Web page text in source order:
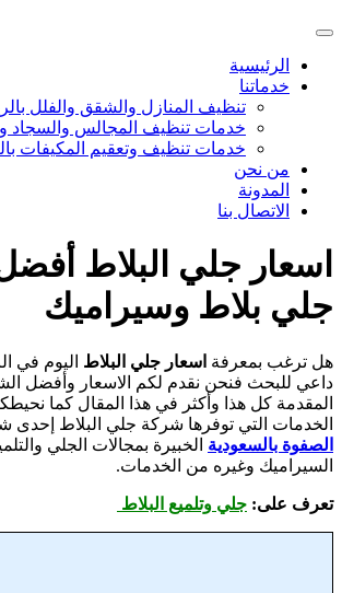
الرئيسية
خدماتنا
تنظيف المنازل والشقق والفلل
خدمات تنظيف المجالس والسجاد
خدمات تنظيف وتعقيم المكيفات
من نحن
المدونة
الاتصال بنا
اسعار جلي البلاط
جلي بلاط وسيراميك
هل ترغب بمعرفة اسعار جلي البلاط اليوم في
داعي للبحث فنحن نقدم لكم الاسعار وأفضل
المقدمة كل هذا وأكثر في هذا المقال كما
الخدمات التي توفرها شركة جلي البلاط إحدى
الصفوة بالسعودية الخبيرة بمجالات الجلي
السيراميك وغيره من الخدمات.
تعرف على: جلي وتلميع البلاط